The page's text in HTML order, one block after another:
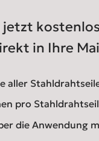
jetzt
in Ihre
aller
pro Stahldrahtseil
die Anwendung